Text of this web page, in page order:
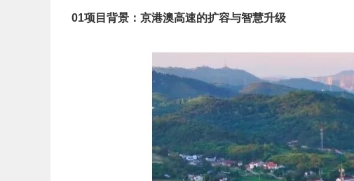
01项目背景：京港澳高速的扩容与智慧升级